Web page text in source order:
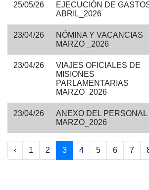
25/05/26
EJECUCIÓN DE
ABRIL_2026
23/04/26
NÓMINA Y VACANCIAS
MARZO _2026
23/04/26
VIAJES OFICIALES DE
MISIONES
PARLAMENTARIAS
MARZO_2026
23/04/26
ANEXO DEL PERSONAL
MARZO_2026
‹ 1 2 3 4 5 6 7